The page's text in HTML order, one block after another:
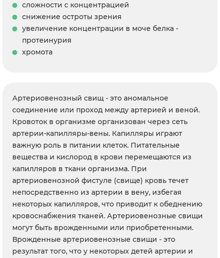
сложности с концентрацией
снижение остроты зрения
увеличение концентрации в моче белка -
протеинурия
хромота
Артериовенозный свищ - это аномальное
соединение или проход между артерией и веной.
Кровоток в организме организован через сеть
артерии-капилляры-вены. Капилляры играют
важную роль в питании клеток. Питательные
вещества и кислород в крови перемещаются из
капилляров в ткани организма. При
артериовенозной фистуле (свище) кровь течет
непосредственно из артерии в вену, избегая
некоторых капилляров, что приводит к обеднению
кровоснабжения тканей. Артериовенозные свищи
могут быть врожденными или приобретенными.
Врожденные артериовенозные свищи - это
результат того, что у некоторых детей артерии и